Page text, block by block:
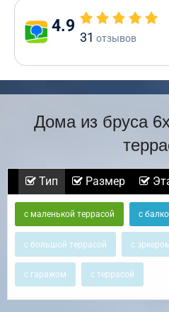
4.9
31 отзывов
Дома из бруса
Тип Размер
с маленькой террасой с
с большой террасой с
с гаражом с террасой